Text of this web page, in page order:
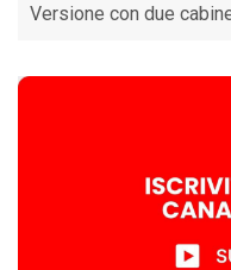
Versione con due